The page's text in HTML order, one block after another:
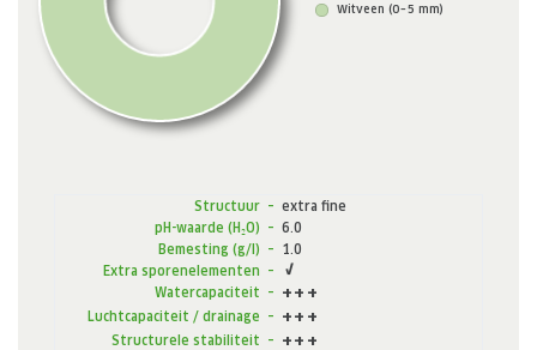
Structuur – extra fine
pH-waarde (H₂O) – 6.0
Bemesting (g/l) – 1.0
Extra sporenelementen –
Watercapaciteit –
Luchtcapaciteit / drainage –
Structurele stabiliteit –
Witveen (0 – 5 mm)